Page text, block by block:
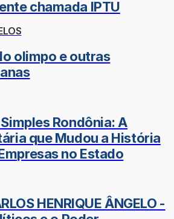
chamada IPTU
olimpo e outras
Rondônia: A
que Mudou a História
no Estado
HENRIQUE ÂNGELO -